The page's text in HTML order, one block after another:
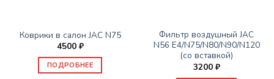
Коврики в салон JAC N75
4500 ₽
ПОДРОБНЕЕ
Фильтр воздушный JAC
N56 E4/N75/N80/N90/N120
(со вставкой)
3200 ₽